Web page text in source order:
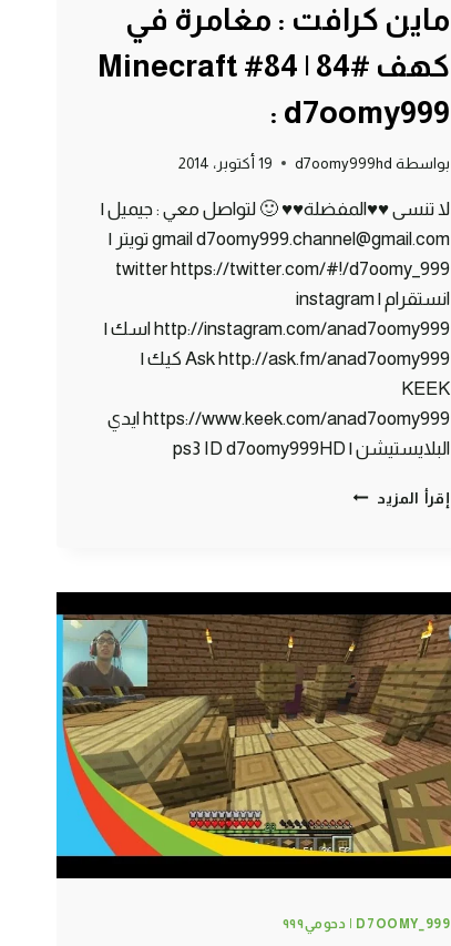
ماين كرافت : مغامرة في
كهف #84 | 84# Minecraft
: d7oomy999
بواسطة d7oomy999hd 19 أكتوبر، 2014
لا تنسى ♥♥المفضلة♥♥ 🙂 لتواصل معي : جيميل |
gmail d7oomy999.channel@gmail.com تويتر |
twitter https://twitter.com/#!/d7oomy_999
انستقرام | instagram
http://instagram.com/anad7oomy999 اسك |
Ask http://ask.fm/anad7oomy999 كيك |
KEEK
https://www.keek.com/anad7oomy999 ايدي
البلايستيشن | ps3 ID d7oomy999HD
إقرأ المزيد ماين
#84
|
84#
MINECRAFT
:
D7OOMY999
D7OOMY_999 | دحومي٩٩٩